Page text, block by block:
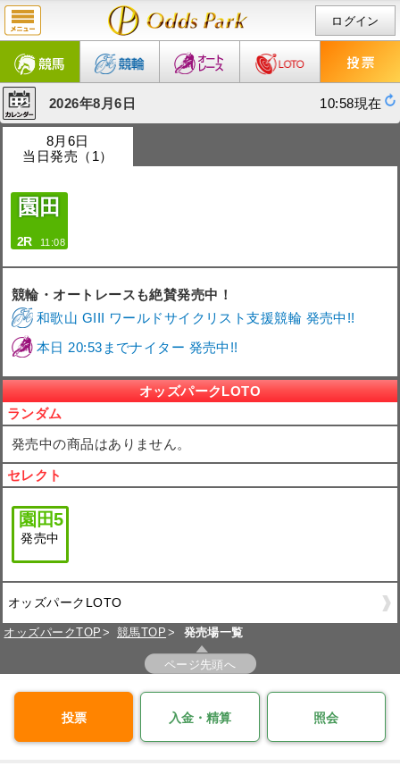
ログイン
2026年8月6日 10:58現在
8月6日
当日発売（1）
園田
2R 11:08
競輪・オートレースも絶賛発売中！
和歌山 GIII ワールドサイクリスト支援競輪 発売中!!
本日 20:53までナイター 発売中!!
オッズパークLOTO
ランダム
発売中の商品はありません。
セレクト
園田5
発売中
オッズパークLOTO
オッズパークTOP 競馬TOP 発売場一覧
ページ先頭へ
投票 入金・精算 照会